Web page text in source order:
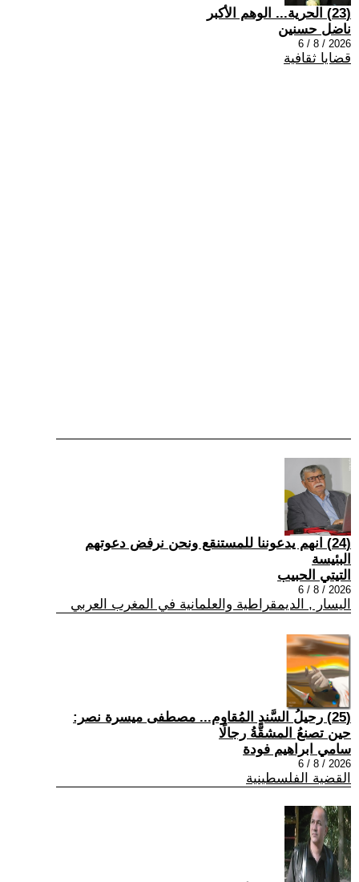
(23) الحرية... الوهم الأكبر
ناضل حسنين
2026 / 8 / 6
قضايا ثقافية
(24) انهم يدعوننا للمستنقع ونحن نرفض دعوتهم
البئيسة
التيتي الحبيب
2026 / 8 / 6
اليسار , الديمقراطية والعلمانية في المغرب العربي
(25) رحيلُ السَّندِ المُقاوم... مصطفى ميسرة نصر:
حين تصنعُ المشقَّةُ رجالًا
سامي ابراهيم فودة
2026 / 8 / 6
القضية الفلسطينية